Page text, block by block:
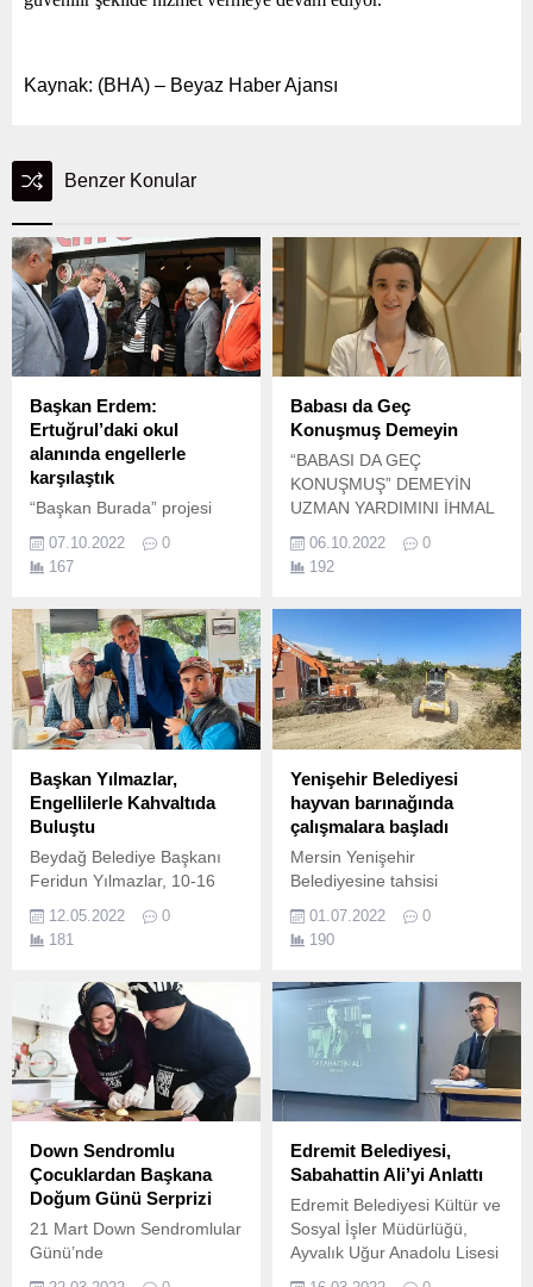
Kaynak: (BHA) – Beyaz Haber Ajansı
Benzer Konular
Başkan Erdem:
Ertuğrul’daki okul
alanında engellerle
karşılaştık
“Başkan Burada” projesi
Ertuğrul Mahallesi’ne giden
Başkan Turgay Erdem,
okul sorununu çözüme
kavuşturmak istediklerini
ancak bu konuda engellerle
karşılaştıklarını ifade etti.
07.10.2022
0
167
Babası da Geç
Konuşmuş Demeyin
“BABASI DA GEÇ
KONUŞMUŞ” DEMEYİN
UZMAN YARDIMINI İHMAL
gelişimi, doğumla başlayan
uzun bir serüven olarak
06.10.2022
0
192
Başkan Yılmazlar,
Engellilerle Kahvaltıda
Buluştu
Beydağ Belediye Başkanı
Feridun Yılmazlar, 10-16
dolayısıyla düzenledikleri
kahvaltı programında
12.05.2022
0
181
Yenişehir Belediyesi
hayvan barınağında
çalışmalara başladı
Mersin Yenişehir
Belediyesine tahsisi
Üniversitesi Çiftlikköy
Kampüsü’nde bulunan
yenileme çalışmaları
başladı.
01.07.2022
0
190
Down Sendromlu
Çocuklardan Başkana
Doğum Günü Serprizi
21 Mart Down Sendromlular
Günü’nde
Edremit Belediyesi,
Sabahattin Ali’yi Anlattı
Edremit Belediyesi Kültür ve
Sosyal İşler Müdürlüğü,
Ayvalık Uğur Anadolu Lisesi